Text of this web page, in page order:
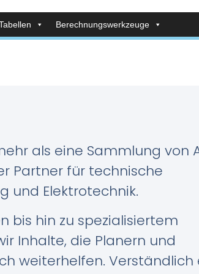
Berechnungswerkzeuge
als eine Sammlung von
Partner für technische
und Elektrotechnik.
bis hin zu spezialisiertem
Inhalte, die Planern und
weiterhelfen. Verständlich